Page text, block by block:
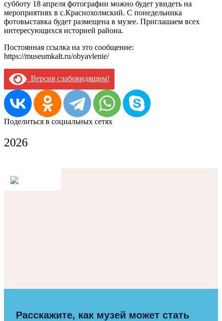
субботу 18 апреля фотографии можно будет увидеть на
мероприятиях в с.Краснохолмский. С понедельника
фотовыставка будет размещена в музее. Приглашаем всех
интересующихся историей района.
Постоянная ссылка на это сообщение:
https://museumkalt.ru/obyavlenie/
Версия слабовидящим!
Поделиться в социальных сетях
2026
Расскажите, как музей может стать